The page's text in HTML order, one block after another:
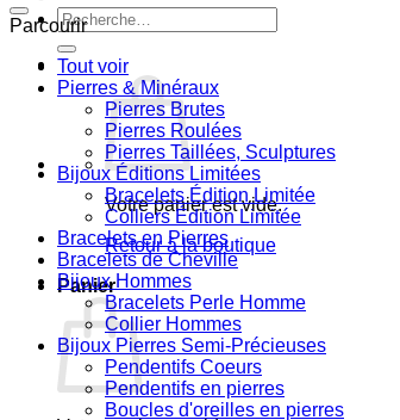
Recherche
pour :
Votre panier est vide.
Retour à la boutique
Panier
Parcourir
Tout voir
Pierres & Minéraux
Pierres Brutes
Pierres Roulées
Pierres Taillées, Sculptures
Bijoux Éditions Limitées
Bracelets Édition Limitée
Colliers Édition Limitée
Bracelets en Pierres
Bracelets de Cheville
Bijoux Hommes
Bracelets Perle Homme
Collier Hommes
Bijoux Pierres Semi-Précieuses
Pendentifs Coeurs
Pendentifs en pierres
Boucles d'oreilles en pierres